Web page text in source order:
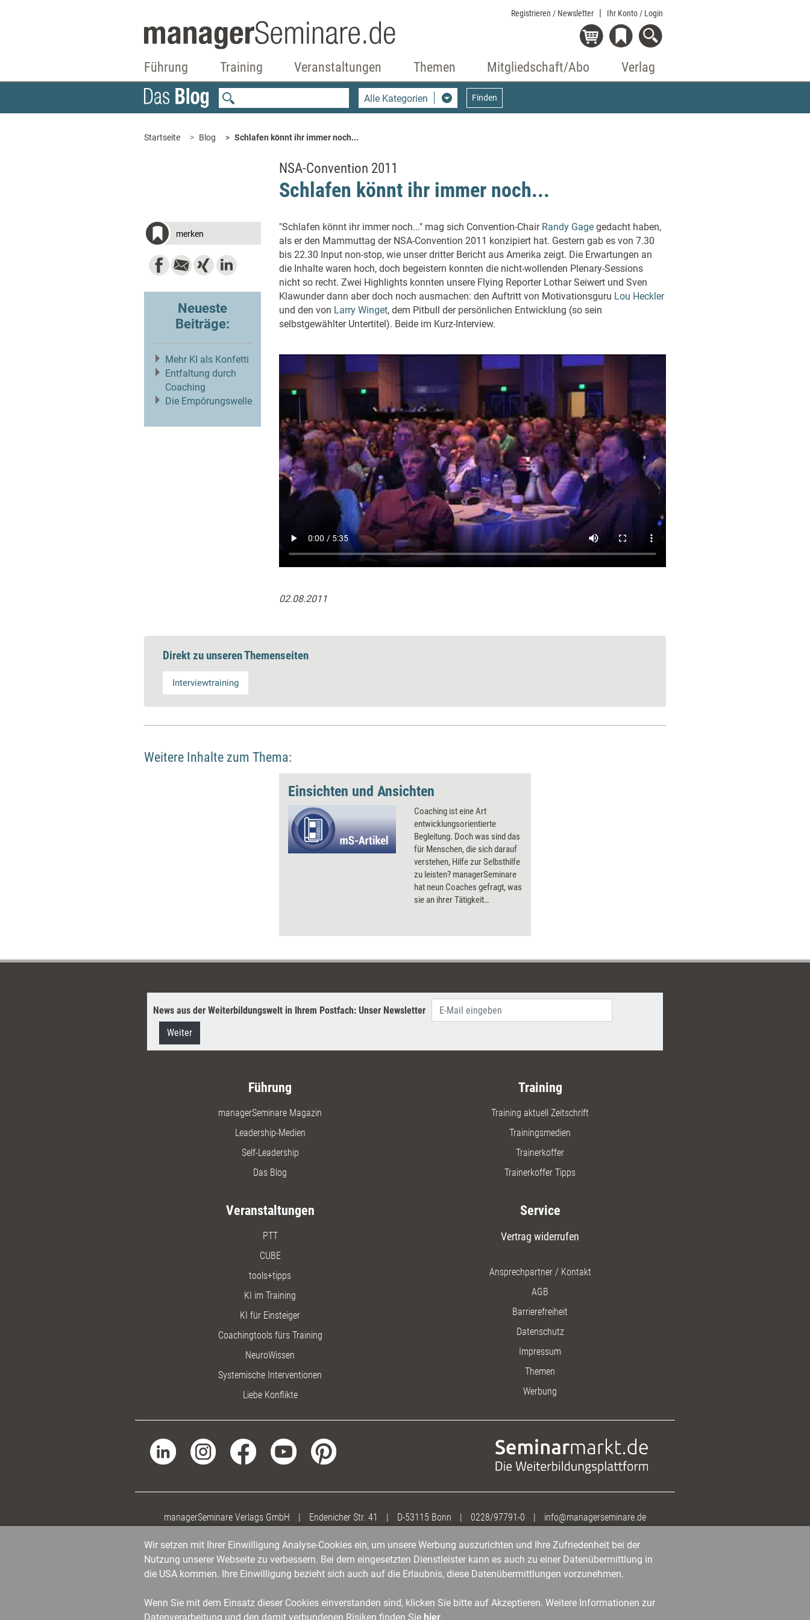
Registrieren / Newsletter Ihr Konto / Login
Führung Training Veranstaltungen Themen Mitgliedschaft/Abo Verlag
Alle Kategorien Finden
Startseite Blog Schlafen könnt ihr immer noch...
NSA-Convention 2011
Schlafen könnt ihr immer noch...
merken
Neueste
Beiträge:
Mehr KI als Konfetti
Entfaltung durch
Coaching
Die Empörungswelle
"Schlafen könnt ihr immer noch..." mag sich Convention-Chair Randy Gage gedacht haben,
als er den Mammuttag der NSA-Convention 2011 konzipiert hat. Gestern gab es von 7.30
bis 22.30 Input non-stop, wie unser dritter Bericht aus Amerika zeigt. Die Erwartungen an
die Inhalte waren hoch, doch begeistern konnten die nicht-wollenden Plenary-Sessions
nicht so recht. Zwei Highlights konnten unsere Flying Reporter Lothar Seiwert und Sven
Klawunder dann aber doch noch ausmachen: den Auftritt von Motivationsguru Lou Heckler
und den von Larry Winget, dem Pitbull der persönlichen Entwicklung (so sein
selbstgewählter Untertitel). Beide im Kurz-Interview.
02.08.2011
Direkt zu unseren Themenseiten
Interviewtraining
Weitere Inhalte zum Thema:
Einsichten und Ansichten
Coaching ist eine Art
entwicklungsorientierte
Begleitung. Doch was sind das
für Menschen, die sich darauf
verstehen, Hilfe zur Selbsthilfe
zu leisten? managerSeminare
hat neun Coaches gefragt, was
sie an ihrer Tätigkeit
festmachen und mit welchen
zukommen.
News aus der Weiterbildungswelt in Ihrem Postfach: Unser Newsletter
Weiter
Führung
managerSeminare Magazin
Leadership-Medien
Self-Leadership
Das Blog
Training
Training aktuell Zeitschrift
Trainingsmedien
Trainerkoffer
Trainerkoffer Tipps
Veranstaltungen
PTT
CUBE
tools+tipps
KI im Training
KI für Einsteiger
Coachingtools fürs Training
NeuroWissen
Systemische Interventionen
Liebe Konflikte
Service
Vertrag widerrufen
Ansprechpartner / Kontakt
AGB
Barrierefreiheit
Datenschutz
Impressum
Themen
Werbung
managerSeminare Verlags GmbH | Endenicher Str. 41 | D-53115 Bonn | 0228/97791-0 | info@managerseminare.de
Wir setzen mit Ihrer Einwilligung Analyse-Cookies ein, um unsere Werbung auszurichten und Ihre Zufriedenheit bei der
Nutzung unserer Webseite zu verbessern. Bei dem eingesetzten Dienstleister kann es auch zu einer Datenübermittlung in
die USA kommen. Ihre Einwilligung bezieht sich auch auf die Erlaubnis, diese Datenübermittlungen vorzunehmen.
Wenn Sie mit dem Einsatz dieser Cookies einverstanden sind, klicken Sie bitte auf Akzeptieren. Weitere Informationen zur
Datenverarbeitung und den damit verbundenen Risiken finden Sie hier.